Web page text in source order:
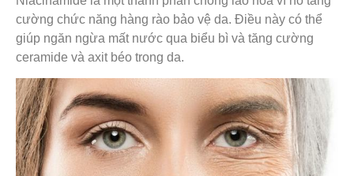
cường chức năng hàng rào bảo vệ da. ​​Điều này có thể
giúp ngăn ngừa mất nước qua biểu bì và tăng cường
ceramide và axit béo trong da.